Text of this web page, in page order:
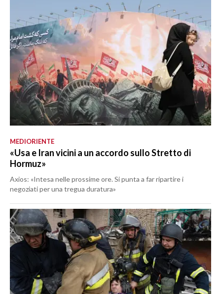
MEDIORIENTE
«Usa e Iran vicini a un accordo sullo Stretto di
Hormuz»
Axios: «Intesa nelle prossime ore. Si punta a far ripartire i
negoziati per una tregua duratura»